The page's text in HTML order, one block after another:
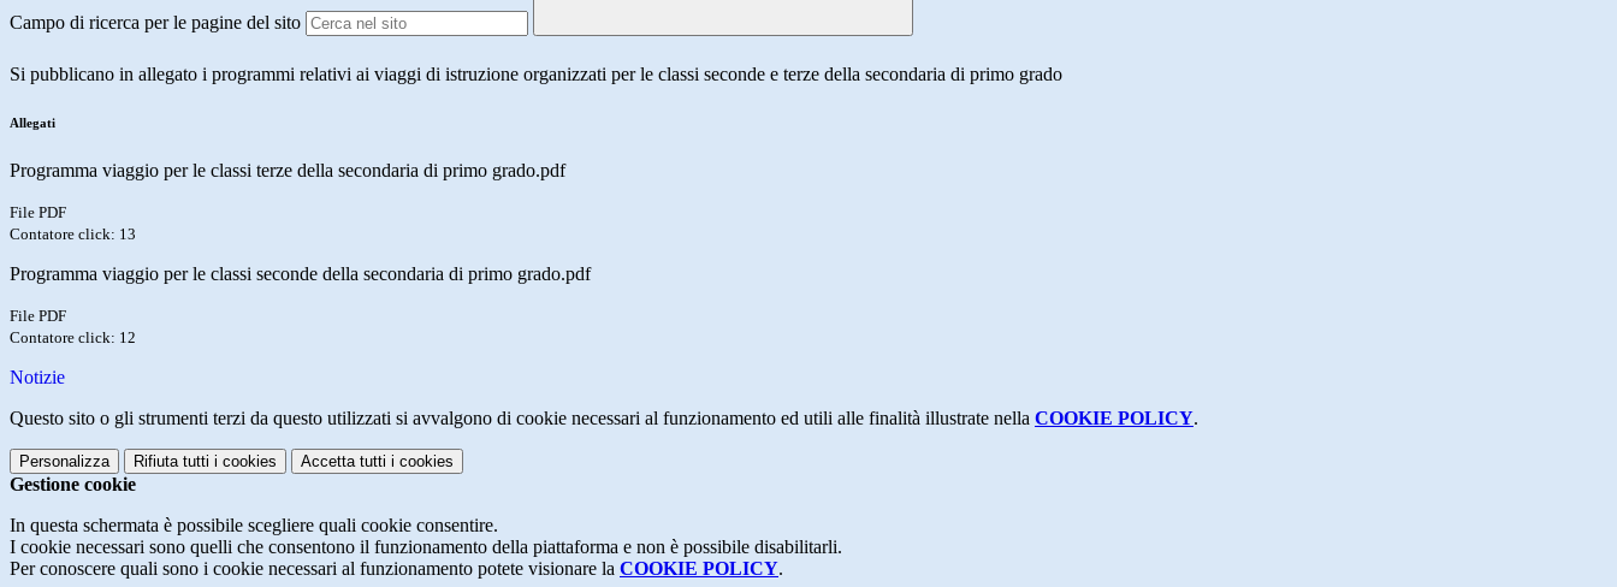
Campo di ricerca per le pagine del sito
Si pubblicano in allegato i programmi relativi ai viaggi di istruzione organizzati per le classi seconde e terze della secondaria di primo grado
Allegati
Programma viaggio per le classi terze della secondaria di primo grado.pdf
File PDF
Contatore click: 13
Programma viaggio per le classi seconde della secondaria di primo grado.pdf
File PDF
Contatore click: 12
Notizie
Questo sito o gli strumenti terzi da questo utilizzati si avvalgono di cookie necessari al funzionamento ed utili alle finalità illustrate nella COOKIE POLICY.
Personalizza Rifiuta tutti i cookies Accetta tutti i cookies
Gestione cookie
In questa schermata è possibile scegliere quali cookie consentire.
I cookie necessari sono quelli che consentono il funzionamento della piattaforma e non è possibile disabilitarli.
Per conoscere quali sono i cookie necessari al funzionamento potete visionare la COOKIE POLICY.